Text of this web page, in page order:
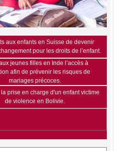
aux enfants en Suisse de devenir
pour les droits de l’enfant.
jeunes filles en Inde l’accès à
afin de prévenir les risques de
mariages précoces.
prise en charge d'un enfant victime
de violence en Bolivie.